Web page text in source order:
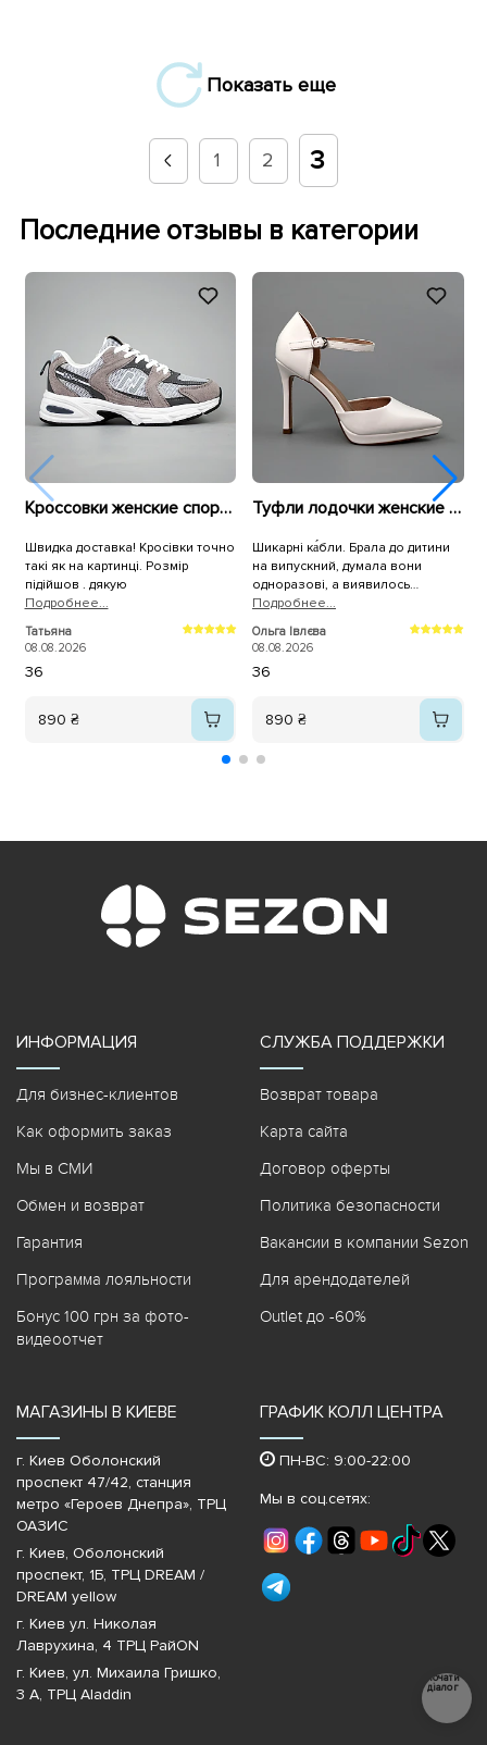
Показать еще
1 2 3
Последние отзывы в категории
Кроссовки женские спортивная сетка 594084 Серые
Швидка доставка! Кросівки точно
такі як на картинці. Розмір
підійшов . дякую
Подробнее...
Татьяна
08.08.2026
36
890 ₴
Туфли лодочки женские 589908 Белые
Шикарні ка́бли. Брала до дитини
на випускний, думала вони
одноразові, а виявилось
неубіваємі. Зручні, не хитаються
хоча висока шпилька, на устілці
"подушечки" тож зручно та м'яко
Подробнее...
Ольга Івлєва
08.08.2026
36
890 ₴
ИНФОРМАЦИЯ
Для бизнес-клиентов
Как оформить заказ
Мы в СМИ
Обмен и возврат
Гарантия
Программа лояльности
Бонус 100 грн за фото-
видеоотчет
СЛУЖБА ПОДДЕРЖКИ
Возврат товара
Карта сайта
Договор оферты
Политика безопасности
Вакансии в компании Sezon
Для арендодателей
Outlet до -60%
МАГАЗИНЫ В КИЕВЕ
г. Киев Оболонский
проспект 47/42, станция
метро «Героев Днепра»‎, ТРЦ
ОАЗИС
г. Киев, Оболонский
проспект, 1Б, ТРЦ DREAM /
DREAM yellow
г. Киев ул. Николая
Лаврухина, 4 ТРЦ РайON
г. Киев, ул. Михаила Гришко,
3 А, ТРЦ Aladdin
ГРАФИК КОЛЛ ЦЕНТРА
ПН-ВС: 9:00-22:00
Мы в соц.сетях:
Почати
діалог